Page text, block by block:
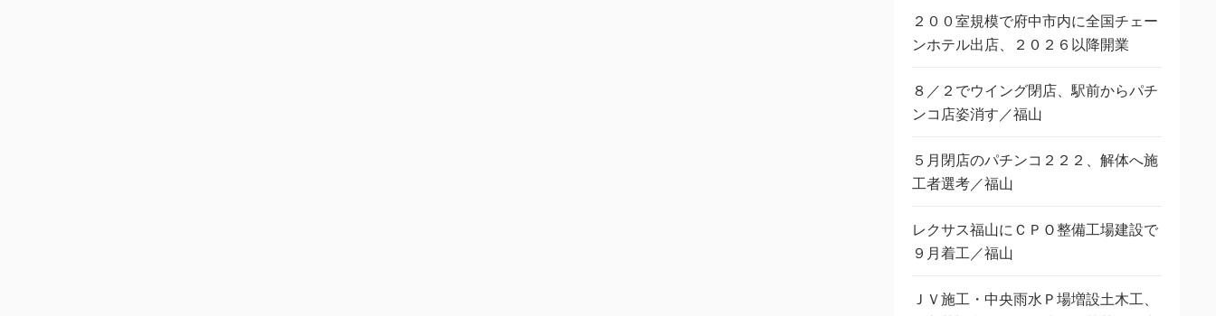
２００室規模で府中市内に全国チェー
ンホテル出店、２０２６以降開業
８／２でウイング閉店、駅前からパチ
ンコ店姿消す／福山
５月閉店のパチンコ２２２、解体へ施
工者選考／福山
レクサス福山にＣＰＯ整備工場建設で
９月着工／福山
ＪＶ施工・中央雨水Ｐ場増設土木工、